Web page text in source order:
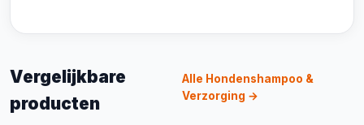
Vergelijkbare
producten
Alle Hondenshampoo &
Verzorging →